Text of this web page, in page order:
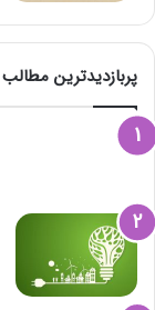
پربازدیدترین مطالب